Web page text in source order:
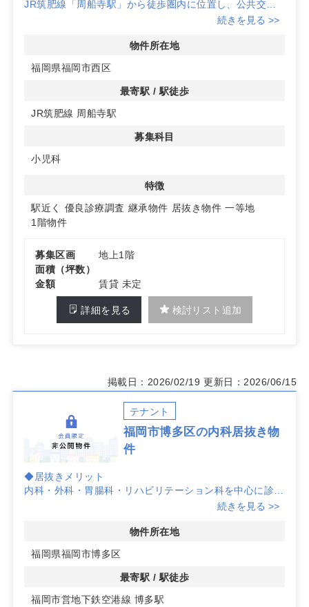
JR筑肥線「周船寺駅」から徒歩圏内に位置し、公共交通
機関でもお車でも通院しやすい環境です。周辺は住宅地が
線上で受診しやすい立地といえます。
■ 診療スタイル
風邪や発熱などの一般的な小児科診療を中心に、地域に根
ざした医療を提供されています。小児科専門医による丁寧
な診察を心がけており、日常的な体調管理や育児相談にも
場合は、適切な医療機関と連携しながら対応されていま
す。
もの体調不良や予防医療の窓口となっています。駅近とい
う利便性の高さもあり、保護者の通院負担を軽減しやすい
つけ医としての役割を担っているクリニックです。
続きを見る >>
物件所在地
福岡県福岡市西区
最寄駅 / 駅徒歩
JR筑肥線 周船寺駅
募集科目
小児科
特徴
駅近く
優良診療調査 継承物件 居抜き物件 一等地
1階物件
募集区画
地上1階
面積（坪数）
金額
賃貸 未定
詳細を見る 検討リスト追加
掲載日：2026/02/19 更新日：2026/06/15
テナント
福岡市博多区の内科居抜き物
件
◆居抜きメリット
内科・外科・胃腸科・リハビリテーション科を中心に診療
していたクリニックの居抜き。既存の内装や導線を活かし
◆博多都心・住吉アドレス
福岡市博多区住吉に位置し、博多駅から徒歩約15分の都
心部。人の流れが見込める立地で、通院動線を取り込みや
すく、地域密着型の運営で集患力の向上に取り組みやすい
続きを見る >>
物件所在地
福岡県福岡市博多区
最寄駅 / 駅徒歩
福岡市営地下鉄空港線 博多駅